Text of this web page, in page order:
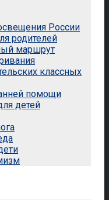
России
родителей
маршрут
классных
помощи
детей